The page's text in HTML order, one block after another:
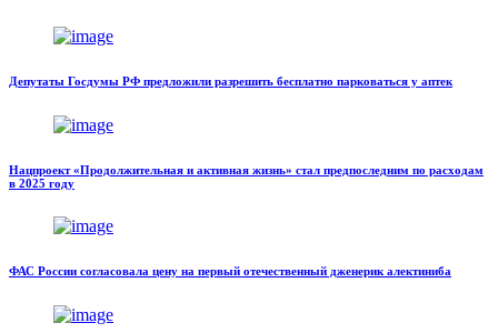
Депутаты Госдумы РФ предложили разрешить бесплатно парковаться у аптек
Нацпроект «Продолжительная и активная жизнь» стал предпоследним по расходам
в 2025 году
ФАС России согласовала цену на первый отечественный дженерик алектиниба